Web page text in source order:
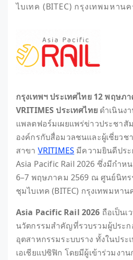
ไบเทค (BITEC) กรุงเทพมหาน
กรุงเทพฯ ประเทศไทย 12 พฤษภ
VRITIMES ประเทศไทยดำเนินง
แพลตฟอร์มเผยแพร่ข่าวประชาสั
องค์กรกับสื่อมวลชนและผู้เชี่ยว
สาขา VRITIMES มีความยินดีประ
Asia Pacific Rail 2026 ซึ่งมีกำ
6–7 พฤษภาคม 2569 ณ ศูนย์นิทร
ชุมไบเทค (BITEC) กรุงเทพมหาน
Asia Pacific Rail 2026 ถือเป็น
นวัตกรรมสำคัญที่รวบรวมผู้ประ
อุตสาหกรรมระบบราง ทั้งในปร
เอเชียแปซิฟิก โดยมีผู้เข้าร่วมงาน